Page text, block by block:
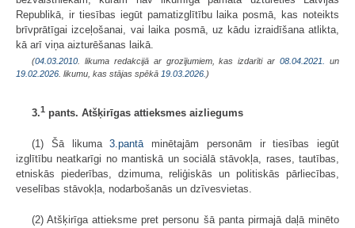
Republikā, ir tiesības iegūt pamatizglītību laika posmā, kas noteikts
brīvprātīgai izceļošanai, vai laika posmā, uz kādu izraidīšana atlikta,
kā arī viņa aizturēšanas laikā.
(04.03.2010 . likuma redakcijā ar grozījumiem, kas izdarīti ar08.04.2021.
un
19.02.2026 . likumu, kas stājas spēkā 19.03.2026. )
3.1 pants. Atšķirīgas attieksmes aizliegums
(1) Šā likuma3.pantāminētajām personām ir tiesības iegūt
izglītību neatkarīgi no mantiskā un sociālā stāvokļa, rases, tautības,
etniskās piederības, dzimuma, reliģiskās un politiskās pārliecības,
veselības stāvokļa, nodarbošanās un dzīvesvietas.
(2) Atšķirīga attieksme pret personu šā panta pirmajā daļā minēto